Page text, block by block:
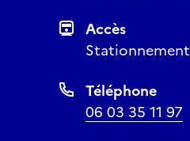
Accès
Stationnement
Téléphone
06 03 35 11 97